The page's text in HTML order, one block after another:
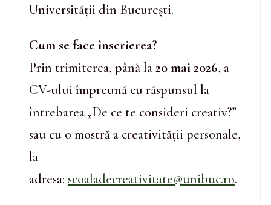
Universității din București.
Cum se face înscrierea?
Prin trimiterea, până la20 mai 2026, a
CV-ului împreună cu răspunsul la
întrebarea „De ce te consideri creativ?”
sau cu o mostră a creativității personale,
la
adresa: scoaladecreativitate@unibuc.ro.